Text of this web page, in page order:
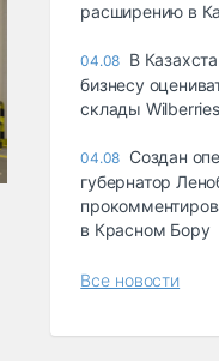
расширению в
04.08 В
бизнесу
склады Wilberries
04.08 Создан
губернатор
в Красном Бору
Все новости